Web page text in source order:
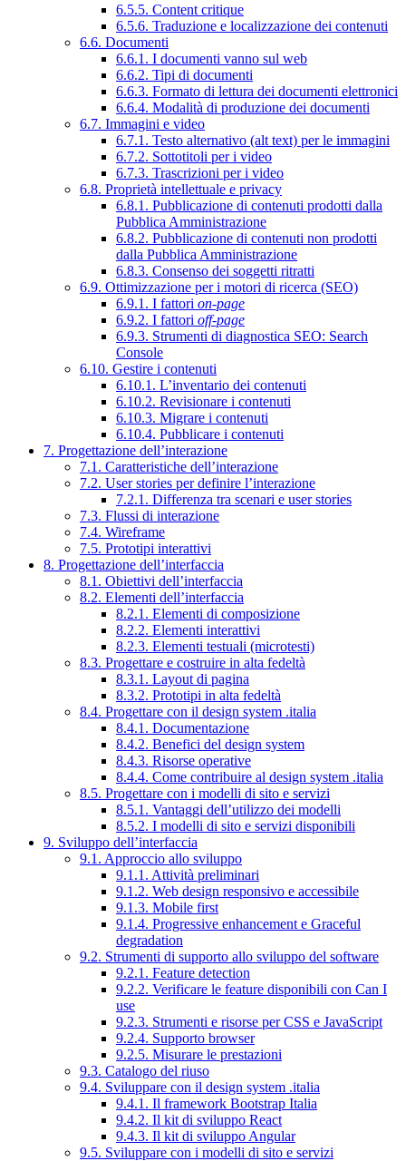
6.5.5. Content critique
6.5.6. Traduzione e localizzazione dei contenuti
6.6. Documenti
6.6.1. I documenti vanno sul web
6.6.2. Tipi di documenti
6.6.3. Formato di lettura dei documenti elettronici
6.6.4. Modalità di produzione dei documenti
6.7. Immagini e video
6.7.1. Testo alternativo (alt text) per le immagini
6.7.2. Sottotitoli per i video
6.7.3. Trascrizioni per i video
6.8. Proprietà intellettuale e privacy
6.8.1. Pubblicazione di contenuti prodotti dalla
Pubblica Amministrazione
6.8.2. Pubblicazione di contenuti non prodotti
dalla Pubblica Amministrazione
6.8.3. Consenso dei soggetti ritratti
6.9. Ottimizzazione per i motori di ricerca (SEO)
6.9.1. I fattori on-page
6.9.2. I fattori off-page
6.9.3. Strumenti di diagnostica SEO: Search
Console
6.10. Gestire i contenuti
6.10.1. L’inventario dei contenuti
6.10.2. Revisionare i contenuti
6.10.3. Migrare i contenuti
6.10.4. Pubblicare i contenuti
7. Progettazione dell’interazione
7.1. Caratteristiche dell’interazione
7.2. User stories per definire l’interazione
7.2.1. Differenza tra scenari e user stories
7.3. Flussi di interazione
7.4. Wireframe
7.5. Prototipi interattivi
8. Progettazione dell’interfaccia
8.1. Obiettivi dell’interfaccia
8.2. Elementi dell’interfaccia
8.2.1. Elementi di composizione
8.2.2. Elementi interattivi
8.2.3. Elementi testuali (microtesti)
8.3. Progettare e costruire in alta fedeltà
8.3.1. Layout di pagina
8.3.2. Prototipi in alta fedeltà
8.4. Progettare con il design system .italia
8.4.1. Documentazione
8.4.2. Benefici del design system
8.4.3. Risorse operative
8.4.4. Come contribuire al design system .italia
8.5. Progettare con i modelli di sito e servizi
8.5.1. Vantaggi dell’utilizzo dei modelli
8.5.2. I modelli di sito e servizi disponibili
9. Sviluppo dell’interfaccia
9.1. Approccio allo sviluppo
9.1.1. Attività preliminari
9.1.2. Web design responsivo e accessibile
9.1.3. Mobile first
9.1.4. Progressive enhancement e Graceful
degradation
9.2. Strumenti di supporto allo sviluppo del software
9.2.1. Feature detection
9.2.2. Verificare le feature disponibili con Can I
use
9.2.3. Strumenti e risorse per CSS e JavaScript
9.2.4. Supporto browser
9.2.5. Misurare le prestazioni
9.3. Catalogo del riuso
9.4. Sviluppare con il design system .italia
9.4.1. Il framework Bootstrap Italia
9.4.2. Il kit di sviluppo React
9.4.3. Il kit di sviluppo Angular
9.5. Sviluppare con i modelli di sito e servizi